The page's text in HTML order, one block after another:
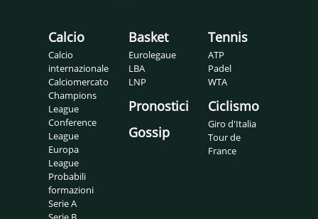
Calcio
Calcio
internazionale
Calciomercato
Champions
League
Conference
League
Europa
League
Probabili
formazioni
Serie A
Basket
Eurolegaue
LBA
LNP
Pronostici
Gossip
Tennis
ATP
Padel
WTA
Ciclismo
Giro d'Italia
Tour de
France